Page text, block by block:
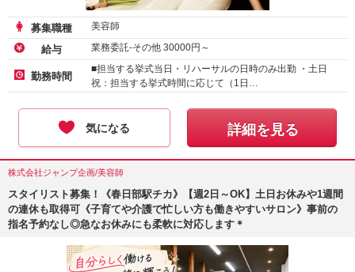
募集職種 美容師
給与 業務委託-その他 30000円～
勤務時間
■担当する挙式当日・リハーサルの日時のみ出勤 ・土日
祝：担当する挙式時間に応じて（1日…
気になる 詳細を見る
株式会社ジャンプ企画/美容師
スタイリスト募集！《春日部駅チカ》【週2日～OK】土日お休みや1週間
の連休も取得可《子育てや介護で忙しい方も働きやすいサロン》事前の
指名予約なし◎急なお休みにも柔軟に対応します＊